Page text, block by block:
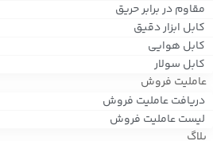
مقاوم در برابر حریق
کابل ابزار دقیق
کابل هوایی
کابل سولار
عاملیت فروش
دریافت عاملیت فروش
لیست عاملیت فروش
بلاگ